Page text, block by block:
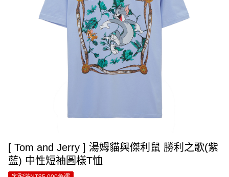
[ Tom and Jerry ] 湯姆貓與傑利鼠 勝利之歌(紫
藍) 中性短袖圖樣T恤